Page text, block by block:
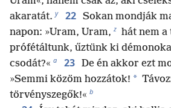
akaratát. y 22 Sokan mondják
napon: »Uram, Uram, z hát nem a
prófétáltunk, űztünk ki
csodát?« a 23 De én akkor ezt
»Semmi közöm hozzátok! *
törvényszegők!« b